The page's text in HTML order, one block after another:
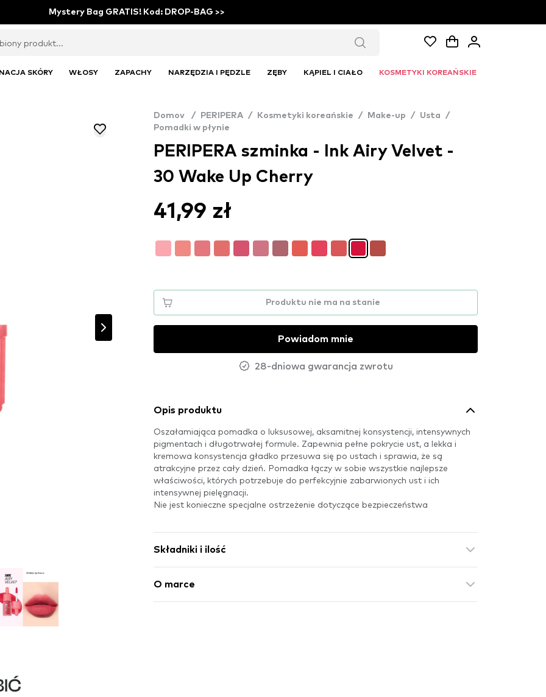
Mystery Bag GRATIS! Kod: DROP-BAG >>
SKÓRY WŁOSY ZAPACHY NARZĘDZIA I PĘDZLE ZĘBY KĄPIEL I CIAŁO KOSMETYKI KOREAŃSKIE
Domov / PERIPERA / Kosmetyki koreańskie / Make-up / Usta
/
Pomadki w płynie
PERIPERA szminka - Ink Airy Velvet -
30 Wake Up Cherry
41,99 zł
Produktu nie ma na stanie
Powiadom mnie
28-dniowa gwarancja zwrotu
Opis produktu
Oszałamiająca pomadka o luksusowej, aksamitnej konsystencji, intensywnych
pigmentach i długotrwałej formule. Zapewnia pełne pokrycie ust, a lekka i
kremowa konsystencja gładko przesuwa się po ustach i sprawia, że ​​są
atrakcyjne przez cały dzień. Pomadka łączy w sobie wszystkie najlepsze
właściwości, których potrzebuje do perfekcyjnie zabarwionych ust i ich
intensywnej pielęgnacji.
Nie jest konieczne specjalne ostrzeżenie dotyczące bezpieczeństwa
Składniki i ilość
O marce